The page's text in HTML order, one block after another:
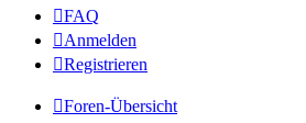
FAQ
Anmelden
Registrieren
Foren-Übersicht